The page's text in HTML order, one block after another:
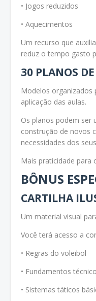
• Jogos reduzidos
• Aquecimentos
Um recurso que
reduz o tempo gasto
30 PLANOS
Modelos
aplicação das aulas.
Os planos podem ser
construção de novos
necessidades dos
Mais praticidade para
BÔNUS
CARTILHA
Um material visual
Você terá acesso a
• Regras do voleibol
• Fundamentos
• Sistemas táticos